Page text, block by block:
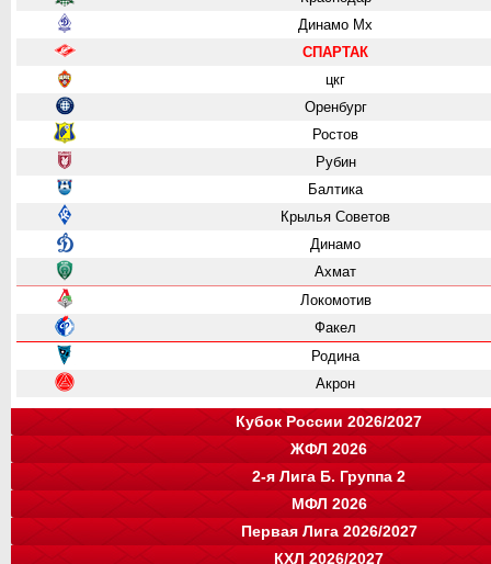
Динамо Мх
СПАРТАК
цкг
Оренбург
Ростов
Рубин
Балтика
Крылья Советов
Динамо
Ахмат
Локомотив
Факел
Родина
Акрон
Кубок России 2026/2027
Группа "A"
СПАРТАК
Родина
Оренбург
Группа "B"
Динамо
Краснодар
Ахмат
Группа "C"
Крылья Советов
Зенит
Динамо Мх.
Группа "D"
Ростов
цкг
Локомотив
ЖФЛ 2026
команда
Зенит
цкг
2-я Лига Б. Группа 2
команда
Динамо-СПб
МФЛ 2026
Группа "А"
Группа "Б" Первая Лига 2026/2027
КХЛ 2026/2027